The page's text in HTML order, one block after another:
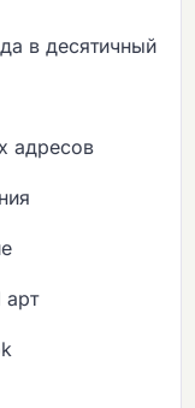
в десятичный
адресов
арт